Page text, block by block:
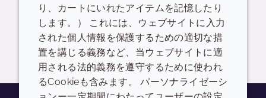
Showing
1 / 2Pages
り、カートにいれたアイテムを記憶したり
します。） これには、ウェブサイトに入力
された個人情報を保護するための適切な措
置を講じる義務など、当ウェブサイトに適
用される法的義務を遵守するために使われ
るCookieも含みます。 パーソナライゼーシ